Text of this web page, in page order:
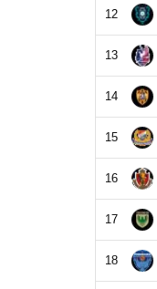
12
13
14
15
16
17
18